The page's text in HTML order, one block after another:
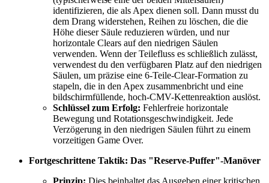
identifizieren, die als Apex dienen soll. Dann musst du
dem Drang widerstehen, Reihen zu löschen, die die
Höhe dieser Säule reduzieren würden, und nur
horizontale Clears auf den niedrigen Säulen
verwenden. Wenn der Teilefluss es schließlich zulässt,
verwendest du den verfügbaren Platz auf den niedrigen
Säulen, um präzise eine 6-Teile-Clear-Formation zu
stapeln, die in den Apex zusammenbricht und eine
bildschirmfüllende, hoch-CMV-Kettenreaktion auslöst.
Schlüssel zum Erfolg: Fehlerfreie horizontale
Bewegung und Rotationsgeschwindigkeit. Jede
Verzögerung in den niedrigen Säulen führt zu einem
vorzeitigen Game Over.
Fortgeschrittene Taktik: Das "Reserve-Puffer"-Manöver